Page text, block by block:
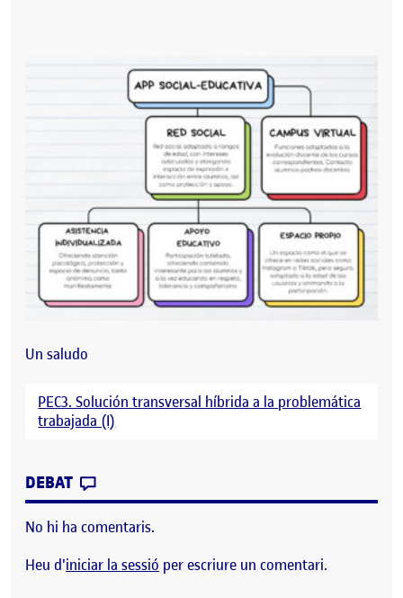
Un saludo
PEC3. Solución transversal híbrida a la problemática
trabajada (I)
DEBAT
No hi ha comentaris.
Heu d'iniciar la sessió per escriure un comentari.